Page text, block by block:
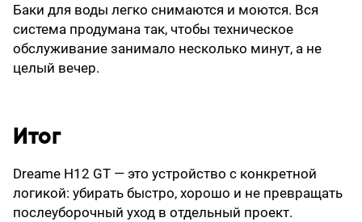
Баки для воды легко снимаются и моются. Вся
система продумана так, чтобы техническое
обслуживание занимало несколько минут, а не
целый вечер.
Итог
Dreame H12 GT — это устройство с конкретной
логикой: убирать быстро, хорошо и не превращать
послеуборочный уход в отдельный проект.